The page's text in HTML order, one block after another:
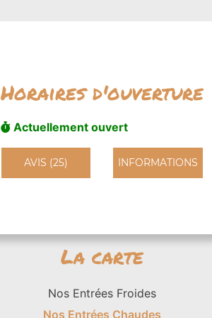
Horaires d'ouverture
Actuellement ouvert
AVIS (25) INFORMATIONS
La carte
Nos Entrées Froides
Nos Entrées Chaudes